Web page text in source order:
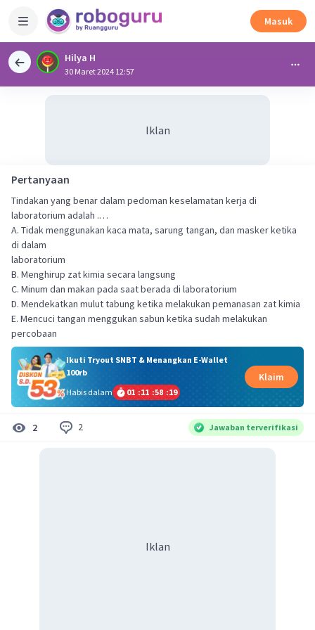
Masuk
Hilya H
30 Maret 2024 12:57
Iklan
Pertanyaan
Tindakan yang benar dalam pedoman keselamatan kerja di
laboratorium adalah .…
A. Tidak menggunakan kaca mata, sarung tangan, dan masker ketika
di dalam
laboratorium
B. Menghirup zat kimia secara langsung
C. Minum dan makan pada saat berada di laboratorium
D. Mendekatkan mulut tabung ketika melakukan pemanasan zat kimia
E. Mencuci tangan menggukan sabun ketika sudah melakukan
percobaan
Ikuti Tryout SNBT & Menangkan E-Wallet
100rb
Habis dalam
01 :11 :58 :19
Klaim
2 2 Jawaban terverifikasi
Iklan